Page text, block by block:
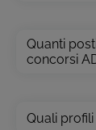
Quanti
concorsi
Quali